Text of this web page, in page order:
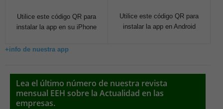
Utilice este código QR para
instalar la app en su iPhone
Utilice este código QR para
instalar la app en Android
+info de nuestra app
Lea el último número de nuestra revista
mensual EEH sobre la Actualidad en las
empresas.